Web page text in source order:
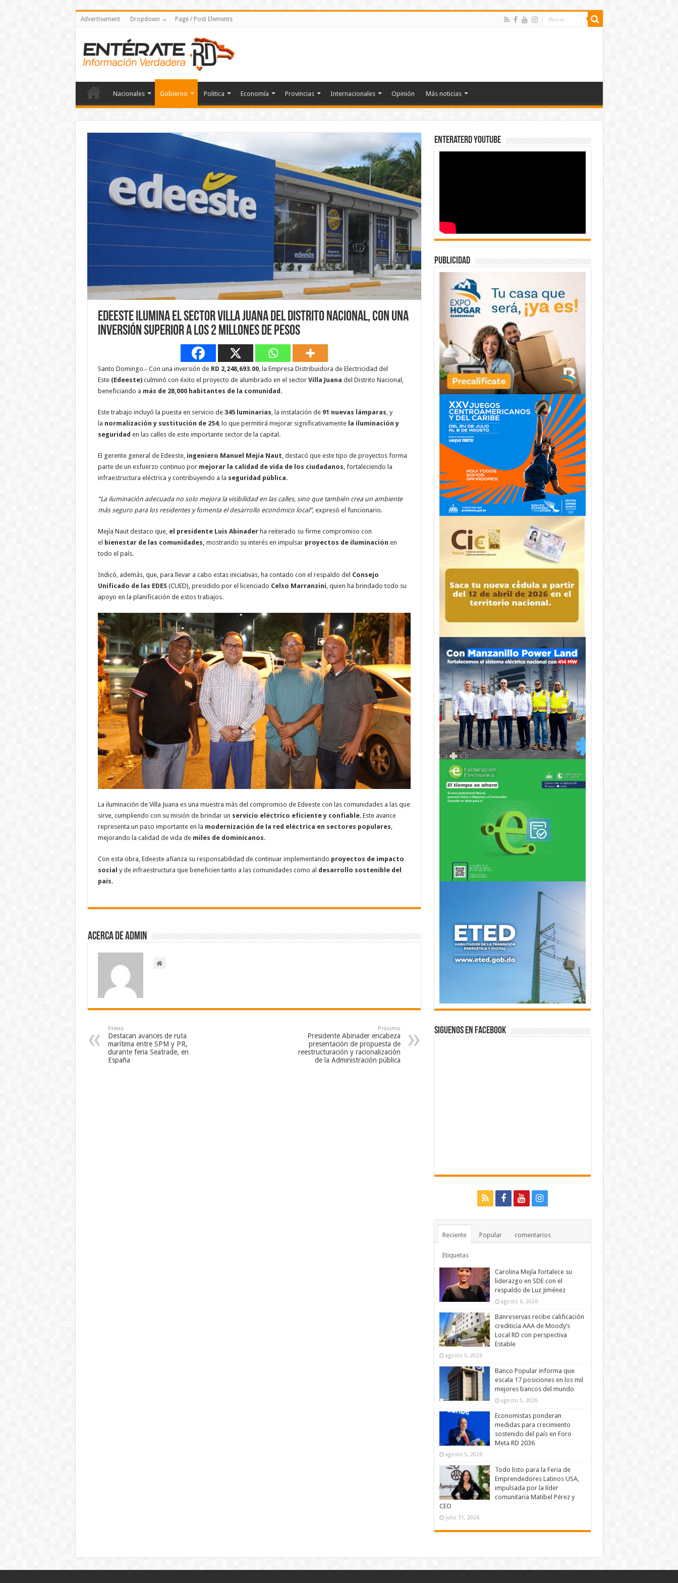
Advertisement Dropdown Page / Post Elements
Nacionales Gobierno Politica Economía Provincias Internacionales Opinión Más noticias
Edeeste ilumina el sector Villa Juana del Distrito Nacional, con una
inversión superior a los 2 millones de pesos
Santo Domingo.- Con una inversión de RD 2,248,693.00, la Empresa Distribuidora de Electricidad del
Este (Edeeste) culminó con éxito el proyecto de alumbrado en el sector Villa Juana del Distrito Nacional,
beneficiando a más de 28,000 habitantes de la comunidad.
Este trabajo incluyó la puesta en servicio de 345 luminarias, la instalación de 91 nuevas lámparas, y
la normalización y sustitución de 254, lo que permitirá mejorar significativamente la iluminación y
seguridad en las calles de este importante sector de la capital.
El gerente general de Edeeste, ingeniero Manuel Mejía Naut, destacó que este tipo de proyectos forma
parte de un esfuerzo continuo por mejorar la calidad de vida de los ciudadanos, fortaleciendo la
infraestructura eléctrica y contribuyendo a la seguridad pública.
“La iluminación adecuada no solo mejora la visibilidad en las calles, sino que también crea un ambiente
más seguro para los residentes y fomenta el desarrollo económico local”,expresó el funcionario.
Mejía Naut destaco que, el presidente Luis Abinaderha reiterado su firme compromiso con
el bienestar de las comunidades, mostrando su interés en impulsar proyectos de iluminación en
todo el país.
Indicó, además, que, para llevar a cabo estas iniciativas, ha contado con el respaldo del Consejo
Unificado de las EDES (CUED), presidido por el licenciado Celso Marranzini, quien ha brindado todo su
apoyo en la planificación de estos trabajos.
La iluminación de Villa Juana es una muestra más del compromiso de Edeeste con las comunidades a las que
sirve, cumpliendo con su misión de brindar un servicio eléctrico eficiente y confiable. Este avance
representa un paso importante en la modernización de la red eléctrica en sectores populares
mejorando la calidad de vida de miles de dominicanos.
Con esta obra, Edeeste afianza su responsabilidad de continuar implementando proyectos de impacto
social y de infraestructura que beneficien tanto a las comunidades como al desarrollo sostenible del
país.
Acerca de admin
Previo
Destacan avances de ruta
marítima entre SPM y PR,
durante feria Seatrade, en
España
Próximo
Presidente Abinader encabeza
presentación de propuesta de
reestructuración y racionalización
de la Administración pública
EnterateRD YOUTUBE
publicidad
Siguenos en Facebook
Reciente Popular comentarios
Etiquetas
Carolina Mejía fortalece su
liderazgo en SDE con el
respaldo de Luz Jiménez
agosto 6, 2026
Banreservas recibe calificación
crediticia AAA de Moody’s
Local RD con perspectiva
Estable
agosto 5, 2026
Banco Popular informa que
escala 17 posiciones en los mil
mejores bancos del mundo
agosto 5, 2026
Economistas ponderan
medidas para crecimiento
sostenido del país en Foro
Meta RD 2036
agosto 5, 2026
Todo listo para la Feria de
Emprendedores Latinos USA,
impulsada por la líder
comunitaria Matibel Pérez y
CEO
julio 31, 2026